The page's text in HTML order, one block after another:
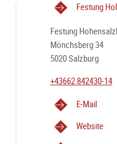
Festung
Festung
Mönchsberg 34
5020 Salzburg
+43662 842430-14
E-Mail
Website